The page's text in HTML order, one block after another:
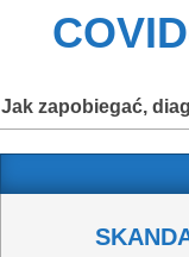
Jak zapobiegać,
Navigation